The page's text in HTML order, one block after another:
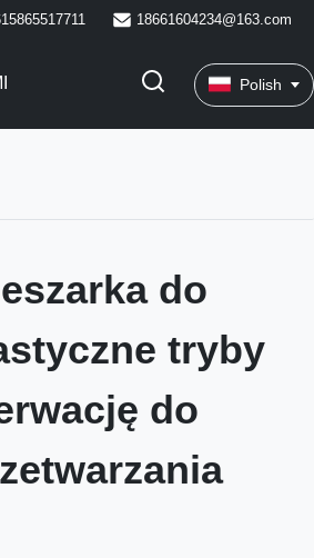
18661604234@163.com
Polish
do
tryby
do